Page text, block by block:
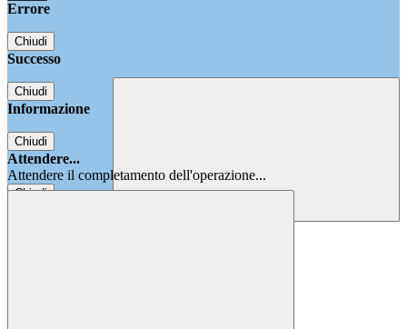
Errore
Chiudi
Successo
Chiudi
Informazione
Chiudi
Attendere...
Attendere il completamento dell'operazione...
Chiudi